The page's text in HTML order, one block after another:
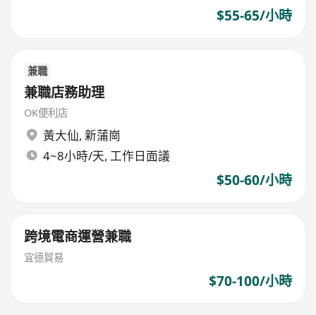
$55-65/小時
兼職
兼職店務助理
OK便利店
黃大仙, 新蒲崗
4~8小時/天, 工作日面議
$50-60/小時
跨境電商運營兼職
宜德貿易
$70-100/小時